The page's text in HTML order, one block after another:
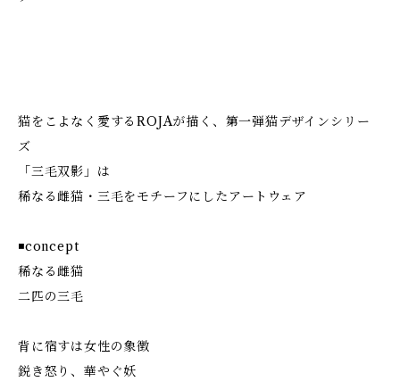
猫をこよなく愛するROJAが描く、第一弾猫デザインシリー
ズ
「三毛双影」は
稀なる雌猫・三毛をモチーフにしたアートウェア
◾concept
稀なる雌猫
二匹の三毛
背に宿すは女性の象徴
鋭き怒り、華やぐ妖